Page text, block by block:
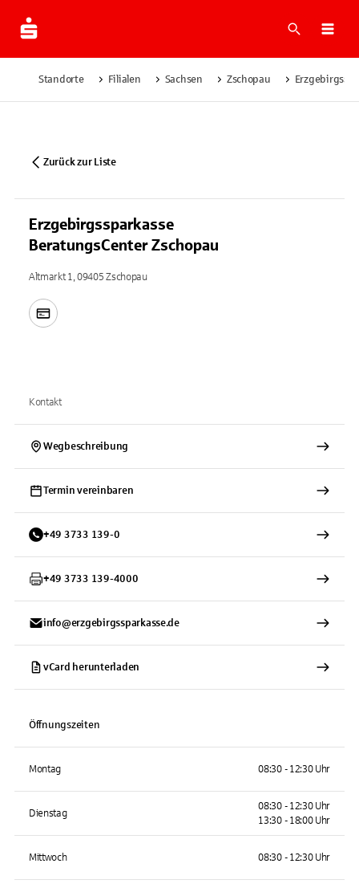
Suche
Standorte Filialen Sachsen Zschopau
Zurück zur Liste
Erzgebirgssparkasse
BeratungsCenter Zschopau
Altmarkt 1, 09405 Zschopau
Kontakt
Wegbeschreibung
Termin vereinbaren
+49 3733 139-0
+49 3733 139-4000
info@erzgebirgssparkasse.de
vCard herunterladen
Öffnungszeiten
Montag 08:30 - 12:30 Uhr
Dienstag
08:30 - 12:30 Uhr
13:30 - 18:00 Uhr
Mittwoch 08:30 - 12:30 Uhr